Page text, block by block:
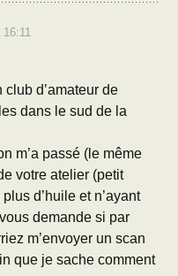
16:11
club d’amateur de
dans le sud de la
m’a passé (le même
votre atelier (petit
d’huile et n’ayant
demande si par
m’envoyer un scan
que je sache comment